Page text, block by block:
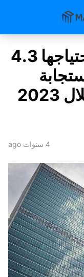
الأمم المتحدة تعلن احتياجها 4.3
4 سنوات ago